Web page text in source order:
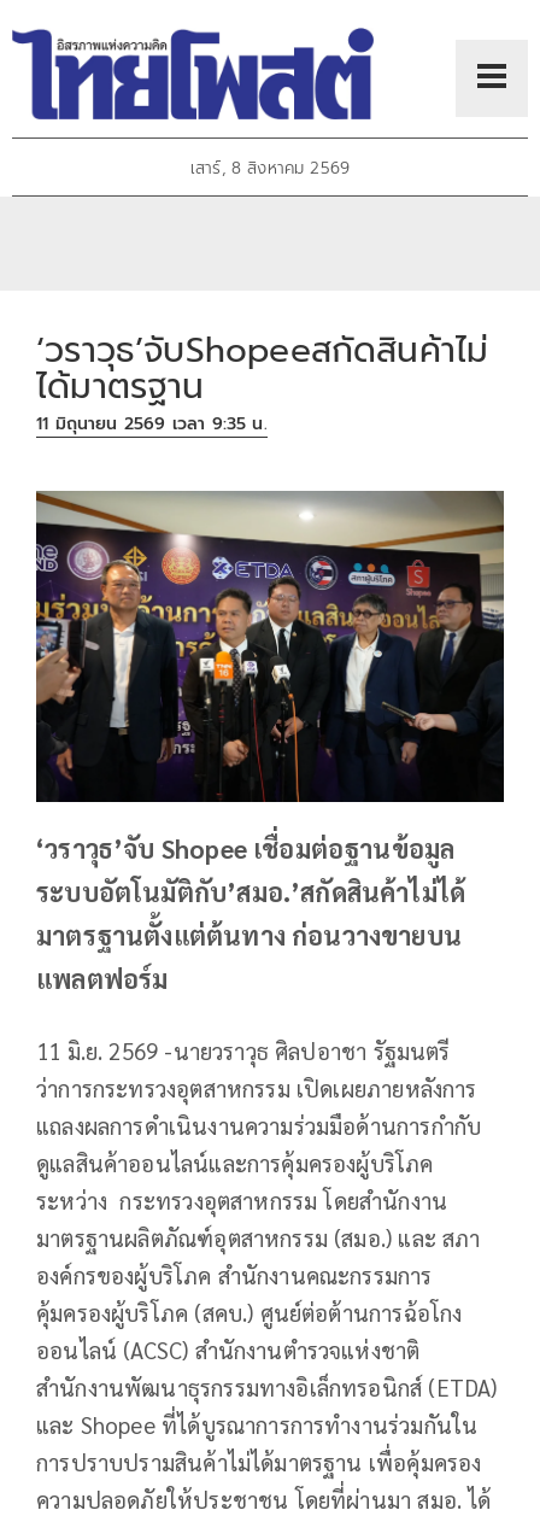
เสาร์, 8 สิงหาคม 2569
‘วราวุธ’จับShopeeสกัดสินค้าไม่
ได้มาตรฐาน
11 มิถุนายน 2569 เวลา 9:35 น.
‘วราวุธ’จับ Shopee เชื่อมต่อฐานข้อมูล
ระบบอัตโนมัติกับ’สมอ.’สกัดสินค้าไม่ได้
มาตรฐานตั้งแต่ต้นทาง ก่อนวางขายบน
แพลตฟอร์ม
11 มิ.ย. 2569 -นายวราวุธ ศิลปอาชา รัฐมนตรี
ว่าการกระทรวงอุตสาหกรรม เปิดเผยภายหลังการ
แถลงผลการดำเนินงานความร่วมมือด้านการกำกับ
ดูแลสินค้าออนไลน์และการคุ้มครองผู้บริโภค
ระหว่าง กระทรวงอุตสาหกรรม โดยสำนักงาน
มาตรฐานผลิตภัณฑ์อุตสาหกรรม (สมอ.) และ สภา
องค์กรของผู้บริโภค สำนักงานคณะกรรมการ
คุ้มครองผู้บริโภค (สคบ.) ศูนย์ต่อต้านการฉ้อโกง
ออนไลน์ (ACSC) สำนักงานตำรวจแห่งชาติ
สำนักงานพัฒนาธุรกรรมทางอิเล็กทรอนิกส์ (ETDA)
และ Shopee ที่ได้บูรณาการการทำงานร่วมกันใน
การปราบปรามสินค้าไม่ได้มาตรฐาน เพื่อคุ้มครอง
ความปลอดภัยให้ประชาชน โดยที่ผ่านมา สมอ. ได้